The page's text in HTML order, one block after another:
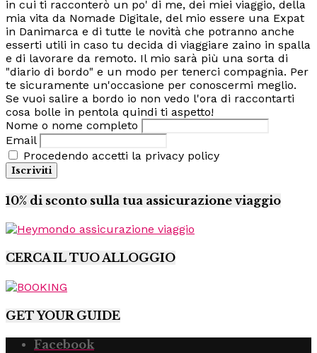
in cui ti racconterò un po' di me, dei miei viaggio, della
mia vita da Nomade Digitale, del mio essere una Expat
in Danimarca e di tutte le novità che potranno anche
esserti utili in caso tu decida di viaggiare zaino in spalla
e di lavorare da remoto. Il mio sarà più una sorta di
"diario di bordo" e un modo per tenerci compagnia. Per
te sicuramente un'occasione per conoscermi meglio.
Se vuoi salire a bordo io non vedo l'ora di raccontarti
cosa bolle in pentola quindi ti aspetto!
Nome o nome completo
Email
Procedendo accetti la privacy policy
10% di sconto sulla tua assicurazione viaggio
CERCA IL TUO ALLOGGIO
GET YOUR GUIDE
Facebook